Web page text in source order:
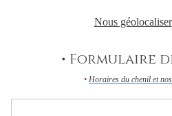
Nous géolocaliser\
• Formulaire
• Horaires du chenil et